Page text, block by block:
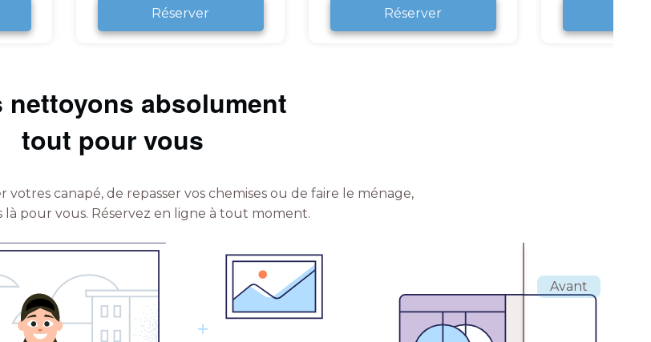
Réserver Réserver
nettoyons absolument
tout pour vous
votres canapé, de repasser vos chemises ou de faire le ménage,
là pour vous. Réservez en ligne à tout moment.